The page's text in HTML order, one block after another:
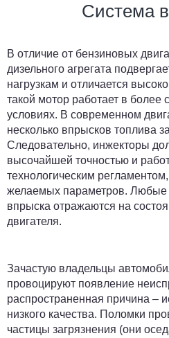
Система
В отличие от бензиновых
дизельного агрегата
нагрузкам и отличается
такой мотор работает в более
условиях. В современном
несколько впрысков топлива
Следовательно, инжекторы
высочайшей точностью и
технологическим
желаемых параметров. Любые
впрыска отражаются на
двигателя.
Зачастую владельцы
провоцируют появление
распространенная причина –
низкого качества. Поломки
частицы загрязнения (они